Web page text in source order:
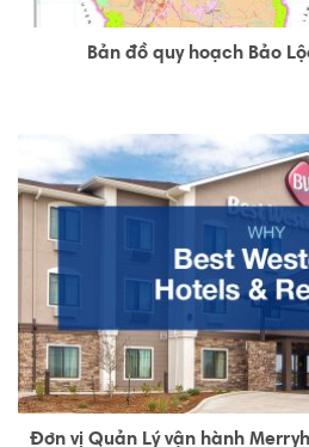
Bản đồ quy hoạch Bảo
Đơn vị Quản Lý vận hành